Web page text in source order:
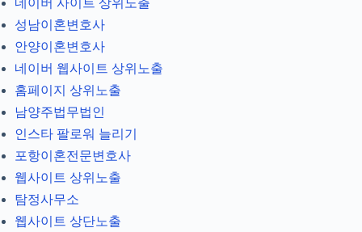
네이버 사이트 상위노출
성남이혼변호사
안양이혼변호사
네이버 웹사이트 상위노출
홈페이지 상위노출
남양주법무법인
인스타 팔로워 늘리기
포항이혼전문변호사
웹사이트 상위노출
탐정사무소
웹사이트 상단노출